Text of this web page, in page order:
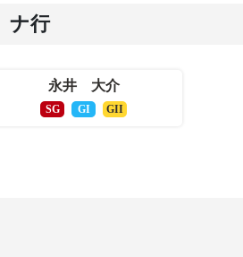
ナ行
永井 大介
SG GI GII